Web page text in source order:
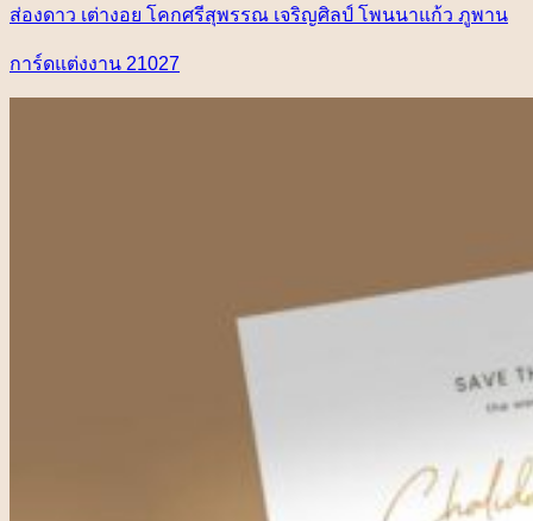
การ์ดแต่งงาน 21027